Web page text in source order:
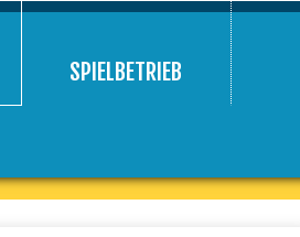
SPIELBETRIEB